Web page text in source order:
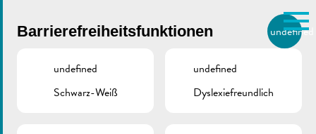
Utilisez la recherche pour
Barrierefreiheitsfunktionen undefined
undefined
Schwarz-Weiß
undefined
Dyslexiefreundlich